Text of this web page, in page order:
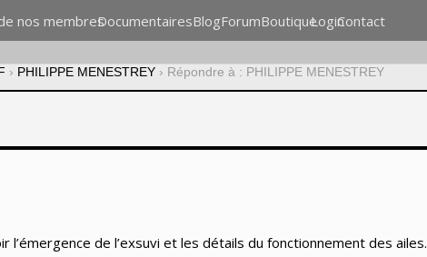
nos membresDocumentairesBlogForumBoutiqueLoginContact
› PHILIPPE MENESTREY › Répondre à : PHILIPPE MENESTREY
de l’exsuvi et les détails du fonctionnement des ailes.